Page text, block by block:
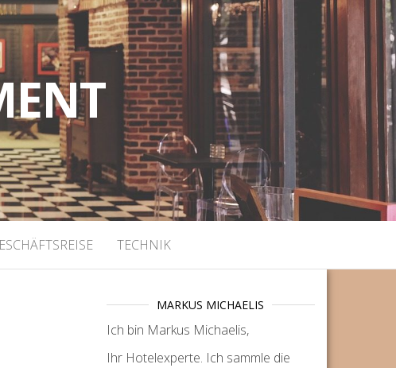
TECHNIK
MARKUS MICHAELIS
Ich bin Markus Michaelis,
Ihr Hotelexperte. Ich sammle die